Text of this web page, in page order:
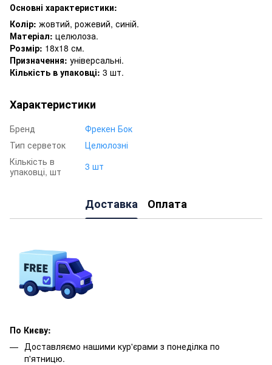
Основні характеристики:
Колір: жовтий, рожевий, синій.
Матеріал: целюлоза.
Розмір: 18х18 см.
Призначення: універсальні.
Кількість в упаковці: 3 шт.
Характеристики
Бренд
Фрекен Бок
Тип серветок
Целюлозні
Кількість в
упаковці, шт
3 шт
Доставка Оплата
По Києву:
Доставляємо нашими кур'єрами з понеділка по
п'ятницю.